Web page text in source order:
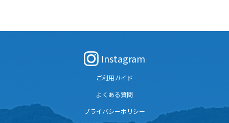
しください。
Instagram
ご利用ガイド
よくある質問
プライバシーポリシー